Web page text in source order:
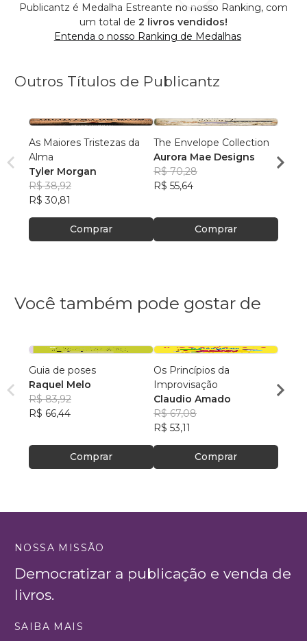
Publicantz é Medalha Estreante no nosso Ranking, com
um total de 2 livros vendidos!
Entenda o nosso Ranking de Medalhas
Outros Títulos de Publicantz
As Maiores Tristezas da
Alma
Tyler Morgan
R$ 38,92
R$ 30,81
Comprar
The Envelope Collection
Aurora Mae Designs
R$ 70,28
R$ 55,64
Comprar
Tyler
Você também pode gostar de
Guia de poses
Raquel Melo
R$ 83,92
R$ 66,44
Comprar
Os Princípios da
Improvisação
Claudio Amado
R$ 67,08
R$ 53,11
Comprar
R$
NOSSA MISSÃO
Democratizar a publicação e venda de
livros.
SAIBA MAIS